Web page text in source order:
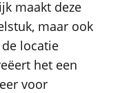
maakt deze
maar ook
locatie
het een
voor